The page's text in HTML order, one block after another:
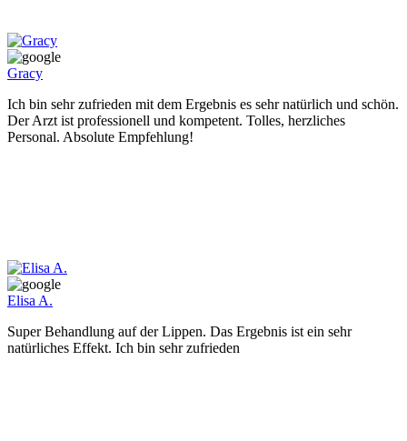
Gracy
Ich bin sehr zufrieden mit dem Ergebnis es sehr natürlich und schön.
Der Arzt ist professionell und kompetent. Tolles, herzliches
Personal. Absolute Empfehlung!
Elisa A.
Super Behandlung auf der Lippen. Das Ergebnis ist ein sehr
natürliches Effekt. Ich bin sehr zufrieden